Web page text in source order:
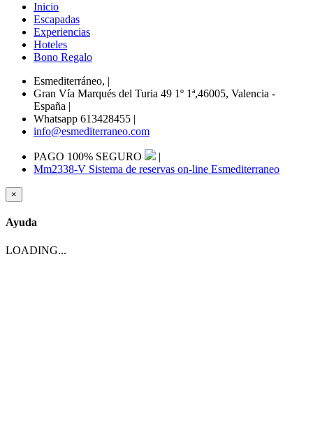
Inicio
Escapadas
Experiencias
Hoteles
Bono Regalo
Esmediterráneo, |
Gran Vía Marqués del Turia 49 1º 1ª,46005, Valencia -
España |
Whatsapp 613428455 |
info@esmediterraneo.com
PAGO 100% SEGURO
|
Mm2338-V Sistema de reservas on-line Esmediterraneo
×
Ayuda
LOADING...